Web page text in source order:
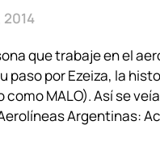
2014
que trabaje en el
paso por Ezeiza, la
MALO). Así se
Argentinas: